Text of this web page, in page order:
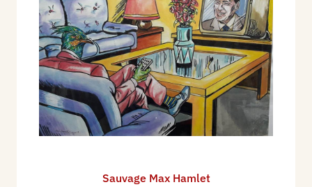
Sauvage Max Hamlet